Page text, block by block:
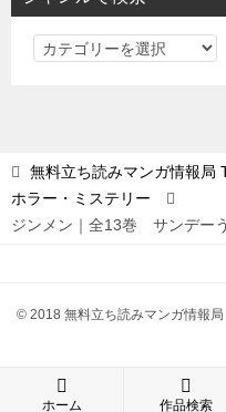
ジ
検
無料立ち読みマンガ情報局
ホラー・ミステリー
ジンメン｜全13巻 サンデー
© 2018 無料立ち読みマンガ情報局
ホーム 作品検索